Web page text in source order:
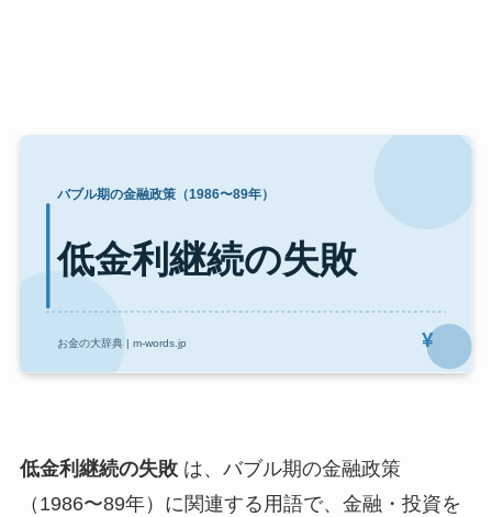
低金利継続の失敗は、バブル期の金融政策
（1986〜89年）に関連する用語で、金融・投資を